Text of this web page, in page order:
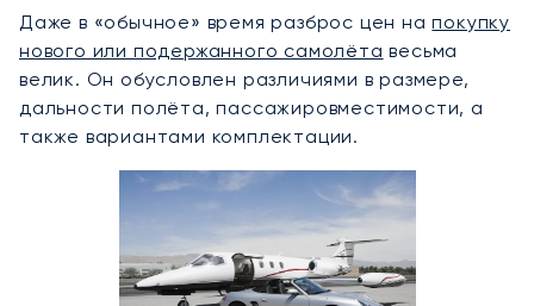
Даже в «обычное» время разброс цен напокупку
нового или подержанного самолёта весьма
велик. Он обусловлен различиями в размере,
дальности полёта, пассажировместимости, а
также вариантами комплектации.